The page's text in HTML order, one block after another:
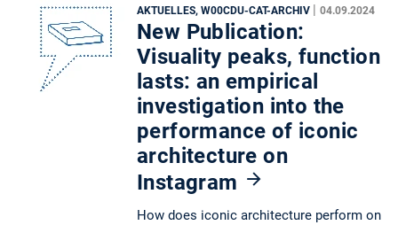
AKTUELLES, W00CDU-CAT-ARCHIV | 04.09.2024
New Publication:
Visuality peaks, function
lasts: an empirical
investigation into the
performance of iconic
architecture on
Instagram
How does iconic architecture perform on